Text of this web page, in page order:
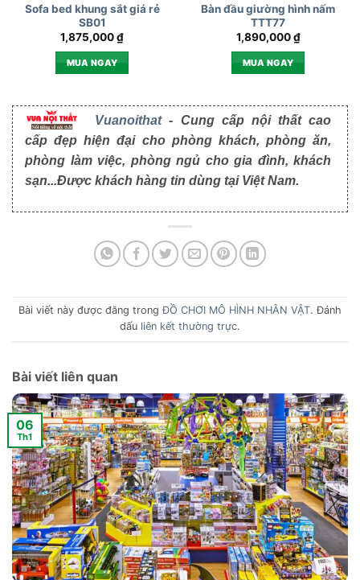
Sofa bed khung sắt giá rẻ
SB01
1,875,000₫
MUA NGAY
Bàn đầu giường hình nấm
TTT77
1,890,000₫
MUA NGAY
Vuanoithat- Cung cấp nội thất cao
cấp đẹp hiện đại cho phòng khách, phòng ăn,
phòng làm việc, phòng ngủ cho gia đình, khách
sạn...Được khách hàng tin dùng tại Việt Nam.
Bài viết này được đăng trongĐỒ CHƠI MÔ HÌNH NHÂN VẬT. Đánh
dấu liên kết thường trực.
Bài viết liên quan
06
Th1